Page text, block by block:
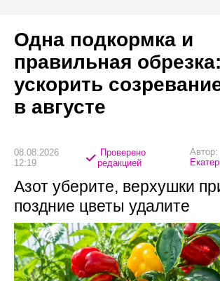
Одна подкормка и
правильная
ускорить
в августе
08.08.2026
12:19
Проверено
редакцией
Автор:
Азот уберите, верхушки
поздние цветы удалите